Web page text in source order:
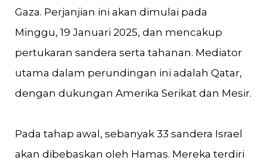
Gaza. Perjanjian ini akan dimulai pada
Minggu, 19 Januari 2025, dan mencakup
pertukaran sandera serta tahanan. Mediator
utama dalam perundingan ini adalah Qatar,
dengan dukungan Amerika Serikat dan Mesir.
Pada tahap awal, sebanyak 33 sandera Israel
akan dibebaskan oleh Hamas. Mereka terdiri